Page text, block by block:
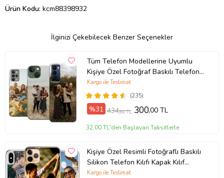
Ürün Kodu: kcm88398932
İlginizi Çekebilecek Benzer Seçenekler
Tüm Telefon Modellerine Uyumlu
Kişiye Özel Fotoğraf Baskılı Telefon
Kılıfı
(235)
Kargo ile Teslimat
%31 434,80 TL 300,00 TL
32,00 TL'den Başlayan Taksitlerle
Kişiye Özel Resimli Fotoğraflı Baskılı
Silikon Telefon Kılıfı Kapak Kılıf
(Telefon Modelleri Açıklamada)
Kargo ile Teslimat